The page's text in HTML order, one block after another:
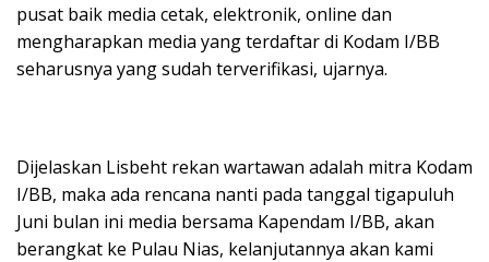
pusat baik media cetak, elektronik, online dan
mengharapkan media yang terdaftar di Kodam I/BB
seharusnya yang sudah terverifikasi, ujarnya.
Dijelaskan Lisbeht rekan wartawan adalah mitra Kodam
I/BB, maka ada rencana nanti pada tanggal tigapuluh
Juni bulan ini media bersama Kapendam I/BB, akan
berangkat ke Pulau Nias, kelanjutannya akan kami